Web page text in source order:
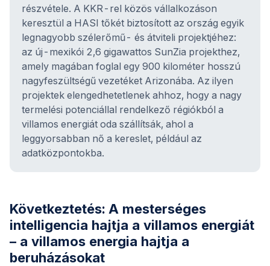
részvétele. A KKR-rel közös vállalkozáson
keresztül a HASI tőkét biztosított az ország egyik
legnagyobb szélerőmű- és átviteli projektjéhez:
az új-mexikói 2,6 gigawattos SunZia projekthez,
amely magában foglal egy 900 kilométer hosszú
nagyfeszültségű vezetéket Arizonába. Az ilyen
projektek elengedhetetlenek ahhoz, hogy a nagy
termelési potenciállal rendelkező régiókból a
villamos energiát oda szállítsák, ahol a
leggyorsabban nő a kereslet, például az
adatközpontokba.
Következtetés: A mesterséges
intelligencia hajtja a villamos energiát
– a villamos energia hajtja a
beruházásokat